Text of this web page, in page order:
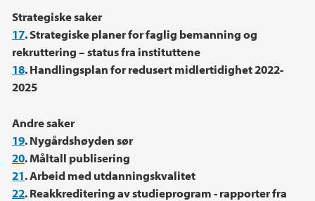
Strategiske saker
17. Strategiske planer for faglig bemanning og
rekruttering – status fra instituttene
18. Handlingsplan for redusert midlertidighet 2022-
2025
Andre saker
19. Nygårdshøyden sør
20. Måltall publisering
21. Arbeid med utdanningskvalitet
22. Reakkreditering av studieprogram - rapporter fra